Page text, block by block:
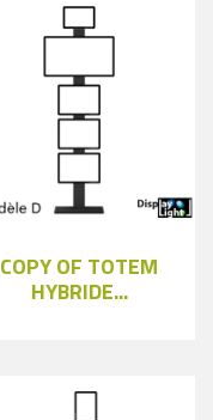
COPY OF TOTEM
HYBRIDE...